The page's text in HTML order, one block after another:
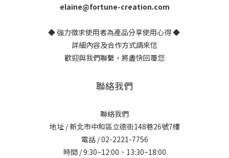
elaine@fortune-creation.com
◆ 強力徵求使用者為產品分享使用心得 ◆
詳細內容及合作方式請來信
歡迎與我們聯繫，將盡快回覆您
聯絡我們
聯絡我們
地址 / 新北市中和區立德街148巷26號7樓
電話 / 02-2221-7756
時間 / 9:30~12:00、13:30~18:00